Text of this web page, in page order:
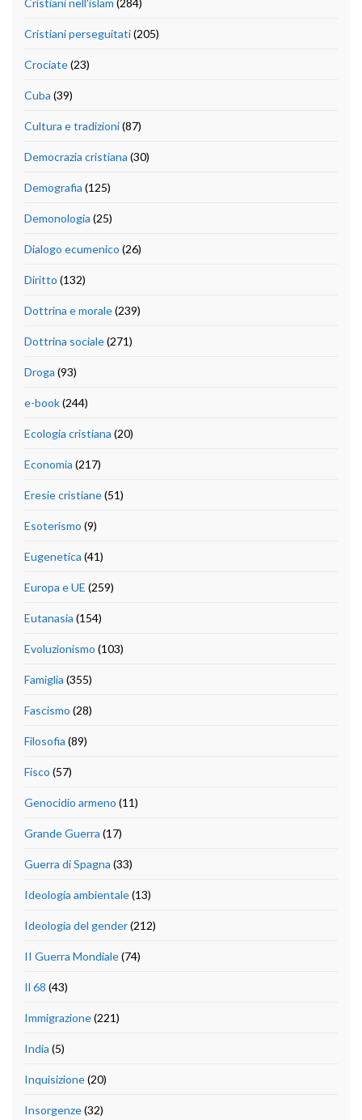
Cristiani perseguitati(205)
Crociate(23)
Cuba (39)
Cultura e tradizioni(87)
Democrazia cristiana (30)
Demografia (125)
Demonologia (25)
Dialogo ecumenico (26)
Diritto (132)
Dottrina e morale(239)
Dottrina sociale(271)
Droga (93)
e-book(244)
Ecologia cristiana (20)
Economia (217)
Eresie cristiane(51)
Esoterismo (9)
Eugenetica (41)
Europa e UE (259)
Eutanasia (154)
Evoluzionismo (103)
Famiglia (355)
Fascismo (28)
Filosofia (89)
Fisco (57)
Genocidio armeno (11)
Grande Guerra (17)
Guerra di Spagna (33)
Ideologia ambientale(13)
Ideologia del gender(212)
II Guerra Mondiale(74)
Il 68 (43)
Immigrazione(221)
India (5)
Inquisizione(20)
Insorgenze(32)